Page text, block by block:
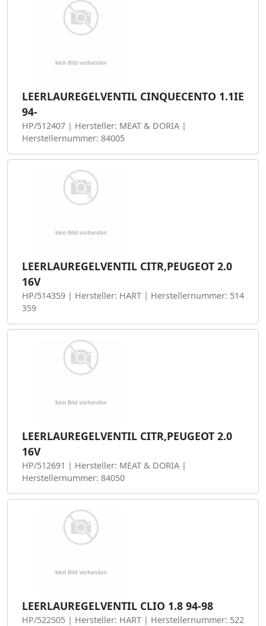
LEERLAUREGELVENTIL CINQUECENTO 1.1IE
94-
HP/512407 | Hersteller: MEAT & DORIA |
Herstellernummer: 84005
LEERLAUREGELVENTIL CITR,PEUGEOT 2.0
16V
HP/514359 | Hersteller: HART | Herstellernummer: 514
359
LEERLAUREGELVENTIL CITR,PEUGEOT 2.0
16V
HP/512691 | Hersteller: MEAT & DORIA |
Herstellernummer: 84050
LEERLAUREGELVENTIL CLIO 1.8 94-98
HP/522505 | Hersteller: HART | Herstellernummer: 522